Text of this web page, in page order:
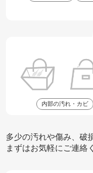
内部の汚れ・カビ
多少の汚れや傷み、破
まずはお気軽にご連絡